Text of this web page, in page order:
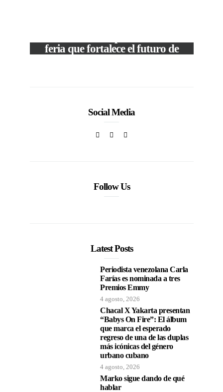
feria que fortalece el futuro de
Social Media
Follow Us
Latest Posts
Periodista venezolana Carla
Farías es nominada a tres
Premios Emmy
4 agosto, 2026
Chacal X Yakarta presentan
“Babys On Fire”: El álbum
que marca el esperado
regreso de una de las duplas
más icónicas del género
urbano cubano
4 agosto, 2026
Marko sigue dando de qué
hablar